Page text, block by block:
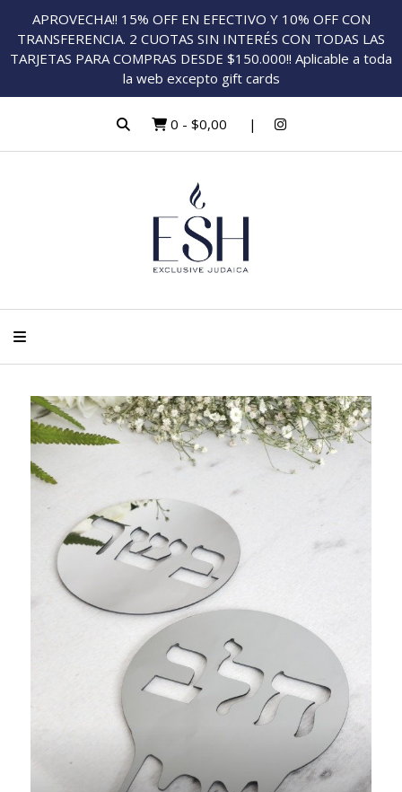
APROVECHA!! 15% OFF EN EFECTIVO Y 10% OFF CON
TRANSFERENCIA. 2 CUOTAS SIN INTERÉS CON TODAS LAS
TARJETAS PARA COMPRAS DESDE $150.000!! Aplicable a toda
la web excepto gift cards
0 - $0,00